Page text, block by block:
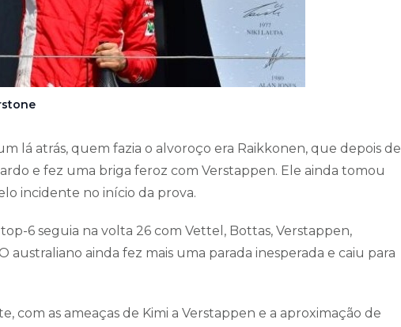
lá atrás, quem fazia o alvoroço era Raikkonen, que depois de
e fez uma briga feroz com Verstappen. Ele ainda tomou
incidente no início da prova.
6 seguia na volta 26 com Vettel, Bottas, Verstappen,
australiano ainda fez mais uma parada inesperada e caiu para
com as ameaças de Kimi a Verstappen e a aproximação de